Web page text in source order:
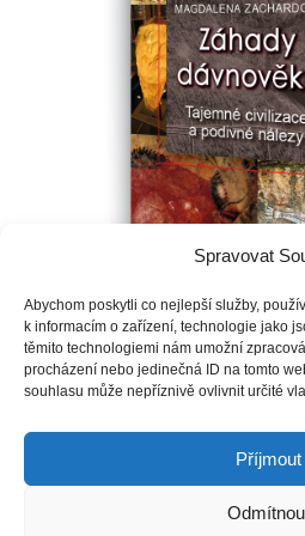
Spravovat
Abychom poskytli co nejlepší služby,
k informacím o zařízení, technologie jako
těmito technologiemi nám umožní
procházení nebo jedinečná ID na tomto
souhlasu může nepříznivě ovlivnit určité
Příjmout
Vydejte se na napínavou cestu za
Velikonoční ostrovy s